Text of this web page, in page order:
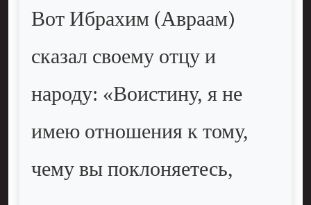
Вот Ибрахим (Авраам)
сказал своему отцу и
народу: «Воистину, я не
имею отношения к тому,
чему вы поклоняетесь,